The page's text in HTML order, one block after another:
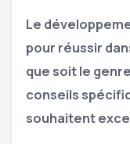
Le
pour réussir
que soit le
conseils
souhaitent